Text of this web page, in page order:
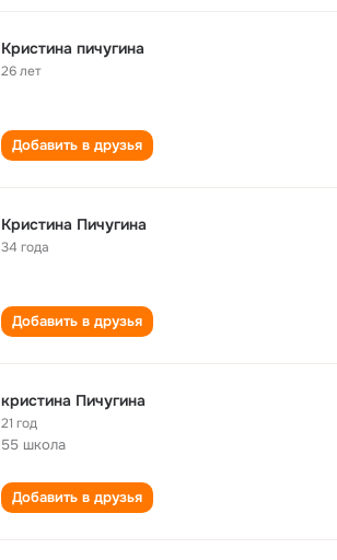
Кристина пичугина
26 лет
Добавить в друзья
Кристина Пичугина
34 года
Добавить в друзья
кристина Пичугина
21 год
55 школа
Добавить в друзья